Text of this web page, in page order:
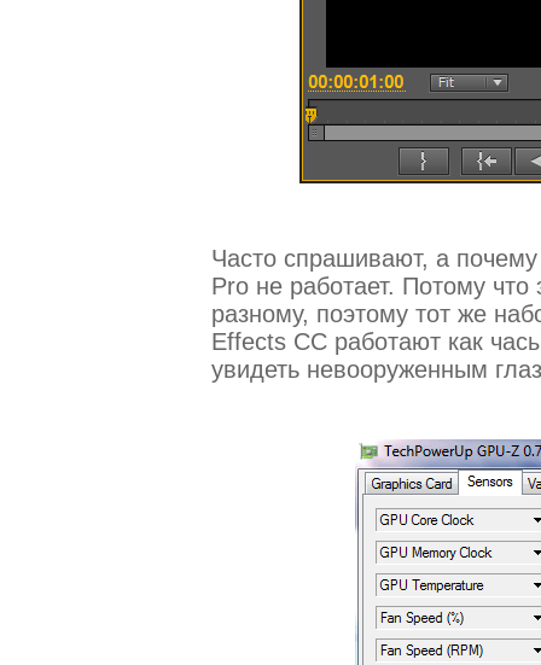
Часто спрашивают, а
Pro не работает. Потому
разному, поэтому тот же
Effects CC работают как
увидеть невооруженным